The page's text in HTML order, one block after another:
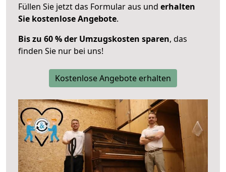
Füllen Sie jetzt das Formular aus und erhalten
Sie kostenlose Angebote.
Bis zu 60 % der Umzugskosten sparen, das
finden Sie nur bei uns!
Kostenlose Angebote erhalten